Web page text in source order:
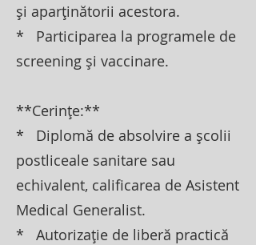
și aparținătorii acestora.
* Participarea la programele de
screening și vaccinare.
**Cerințe:**
* Diplomă de absolvire a școlii
postliceale sanitare sau
echivalent, calificarea de Asistent
Medical Generalist.
* Autorizație de liberă practică